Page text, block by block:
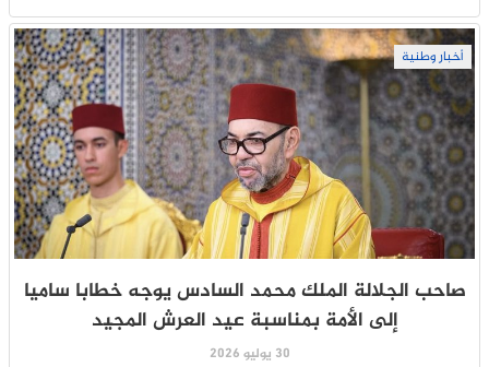
أخبار وطنية
صاحب الجلالة الملك محمد السادس يوجه خطابا ساميا
إلى الأمة بمناسبة عيد العرش المجيد
30 يوليو 2026